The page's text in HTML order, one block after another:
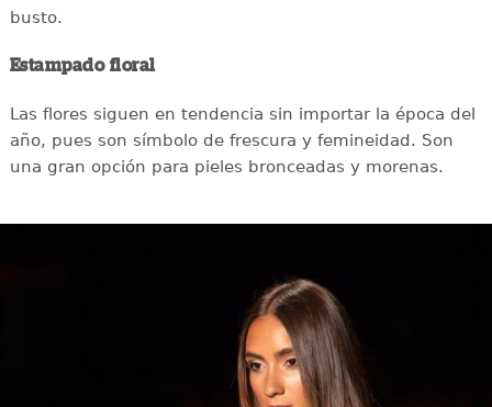
busto.
Estampado floral
Las flores siguen en tendencia sin importar la época del
año, pues son símbolo de frescura y femineidad. Son
una gran opción para pieles bronceadas y morenas.